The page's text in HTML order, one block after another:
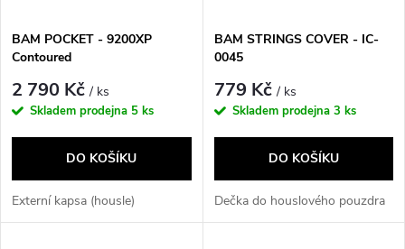
BAM POCKET - 9200XP
Contoured
2 790 Kč/ ks
Skladem prodejna 5 ks
DO KOŠÍKU
Externí kapsa (housle)
BAM STRINGS COVER - IC-
0045
779 Kč/ ks
Skladem prodejna 3 ks
DO KOŠÍKU
Dečka do houslového pouzdra